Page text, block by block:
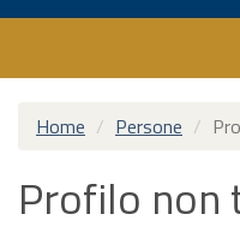
Home
Persone
Profilo non